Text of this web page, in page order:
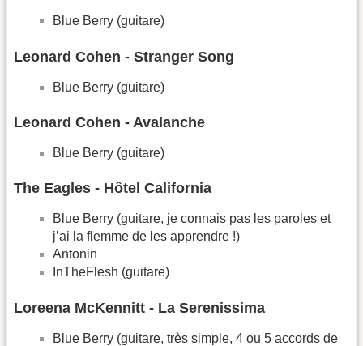
Blue Berry (guitare)
Leonard Cohen - Stranger Song
Blue Berry (guitare)
Leonard Cohen - Avalanche
Blue Berry (guitare)
The Eagles - Hôtel California
Blue Berry (guitare, je connais pas les paroles et
j’ai la flemme de les apprendre !)
Antonin
InTheFlesh (guitare)
Loreena McKennitt - La Serenissima
Blue Berry (guitare, très simple, 4 ou 5 accords de